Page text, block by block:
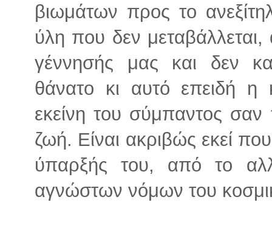
βιωμάτων προς το
ύλη που δεν
γέννησής μας και δεν
θάνατο κι αυτό επειδή η
εκείνη του σύμπαντος
ζωή. Είναι ακριβώς εκεί
ύπαρξής του, από το
αγνώστων νόμων του